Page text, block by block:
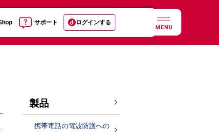
サポート ログインする
MENU
製品
携帯電話の電波防護への